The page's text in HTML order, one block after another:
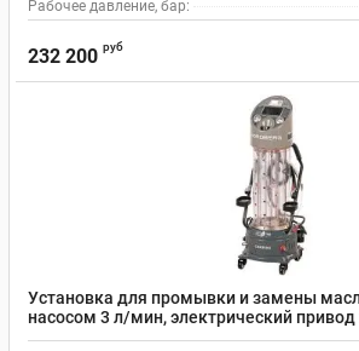
Рабочее давление, бар:
232 200 руб
Установка для промывки и замены
насосом 3 л/мин, электрический
CMA30AG